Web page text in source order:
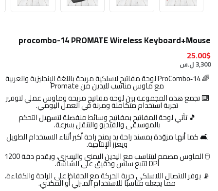
procombo-14 PROMATE Wireless Keyboard+Mouse
25.00$
3,300 ل.س
🌈 ProCombo‑14 لوحة مفاتيح لاسلكية مريحة باللغة الإنجليزية والعربية
مع ماوس مناسب لليدين من Promate
⌨️ تجمع هذه المجموعة بين لوحة مفاتيح مريحة وماوس عملي لتوفير
تجربة استخدام متكاملة ومرنة في العمل اليومي.
🎵 تأتي لوحة المفاتيح بمفاتيح وسائط منفصلة لتسهيل التحكم
بالموسيقى والفيديو والتنقل بسرعة.
🛋️ كما أنها مزوّدة بمسند راحة يد يمنح راحة أكبر أثناء الاستخدام الطويل
ويعزز الإنتاجية.
🖱️ الماوس مصمم ليتناسب مع اليدين اليمنى واليسرى، ويقدم دقة 1200
DPI لتتبع سلس ودقيق على الشاشة.
📡 يوفر الاتصال اللاسلكي حرية الحركة مع الحفاظ على الراحة والكفاءة،
مما يجعله مناسبًا للاستخدام المنزلي أو المكتبي.